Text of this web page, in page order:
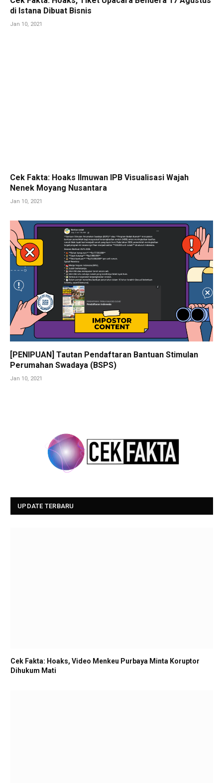
di Istana Dibuat Bisnis
Jan 10, 2021
Cek Fakta: Hoaks Ilmuwan IPB Visualisasi Wajah
Nenek Moyang Nusantara
Jan 10, 2021
[PENIPUAN] Tautan Pendaftaran Bantuan Stimulan
Perumahan Swadaya (BSPS)
Jan 10, 2021
UPDATE TERBARU
Cek Fakta: Hoaks, Video Menkeu Purbaya Minta Koruptor
Dihukum Mati